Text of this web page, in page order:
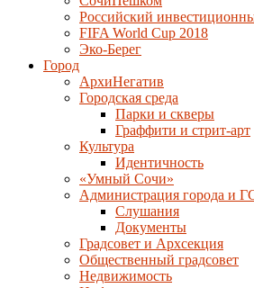
Российский
FIFA World Cup 2018
Эко-Берег
Город
АрхиНегатив
Городская среда
Парки и скверы
Граффити и стрит-арт
Культура
Идентичность
«Умный Сочи»
Администрация города и
Слушания
Документы
Градсовет и Архсекция
Общественный градсовет
Недвижимость